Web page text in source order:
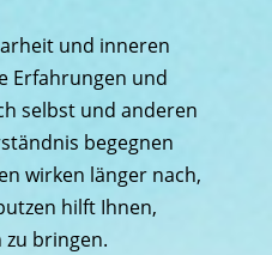
und inneren
Erfahrungen und
selbst und anderen
begegnen
wirken länger nach,
hilft Ihnen,
zu bringen.